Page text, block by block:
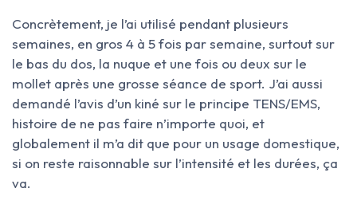
Concrètement, je l’ai utilisé pendant plusieurs
semaines, en gros 4 à 5 fois par semaine, surtout sur
le bas du dos, la nuque et une fois ou deux sur le
mollet après une grosse séance de sport. J’ai aussi
demandé l’avis d’un kiné sur le principe TENS/EMS,
histoire de ne pas faire n’importe quoi, et
globalement il m’a dit que pour un usage domestique,
si on reste raisonnable sur l’intensité et les durées, ça
va.